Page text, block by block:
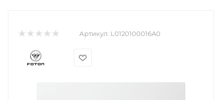
Артикул: L0120100016A0